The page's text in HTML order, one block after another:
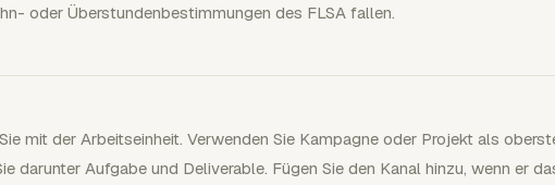
oder Überstundenbestimmungen des FLSA fallen.
mit der Arbeitseinheit. Verwenden Sie Kampagne oder Projekt als
darunter Aufgabe und Deliverable. Fügen Sie den Kanal hinzu, wenn er